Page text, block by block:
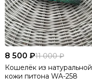
8 500 ₽11 000 ₽
Кошелёк из натуральной
кожи питона WA-258